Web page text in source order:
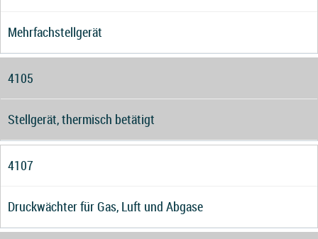
Mehrfachstellgerät
4105
Stellgerät, thermisch betätigt
4107
Druckwächter für Gas, Luft und Abgase